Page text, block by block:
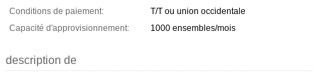
Conditions de paiement:
T/T ou union occidentale
Capacité d'approvisionnement:
1000 ensembles/mois
description de